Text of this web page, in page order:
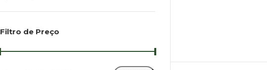
Filtro de Preço